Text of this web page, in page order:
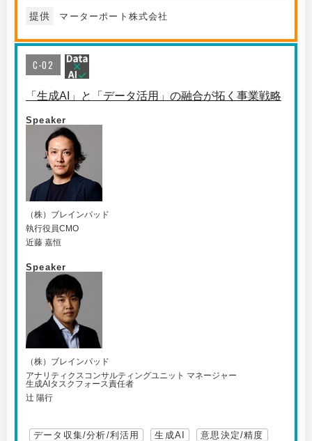
提供 マーターポート株式会社
C-02
「生成AI」と「データ活用」の融合が拓く事業戦略
Speaker
（株）ブレインパッド
執行役員CMO
近藤 嘉恒
Speaker
（株）ブレインパッド
アナリティクスコンサルティングユニット マネージャー
生成AIタスクフォース責任者
辻 陽行
データ収集/分析/利活用 生成AI 意思決定/精度